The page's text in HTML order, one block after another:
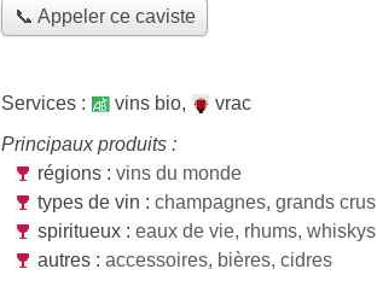
📞 Appeler ce caviste
Services : vins bio,
vrac
Principaux produits :
régions : vins du monde
types de vin : champagnes, grands crus
spiritueux : eaux de vie, rhums, whiskys
autres : accessoires, bières, cidres